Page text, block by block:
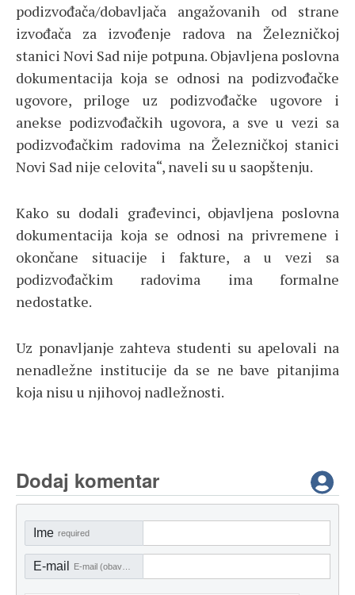
podizvođača/dobavljača angažovanih od strane
izvođača za izvođenje radova na Železničkoj
stanici Novi Sad nije potpuna. Objavljena poslovna
dokumentacija koja se odnosi na podizvođačke
ugovore, priloge uz podizvođačke ugovore i
anekse podizvođačkih ugovora, a sve u vezi sa
podizvođačkim radovima na Železničkoj stanici
Novi Sad nije celovita“, naveli su u saopštenju.
Kako su dodali građevinci, objavljena poslovna
dokumentacija koja se odnosi na privremene i
okončane situacije i fakture, a u vezi sa
podizvođačkim radovima ima formalne
nedostatke.
Uz ponavljanje zahteva studenti su apelovali na
nenadležne institucije da se ne bave pitanjima
koja nisu u njihovoj nadležnosti.
Dodaj komentar
Ime required
E-mail